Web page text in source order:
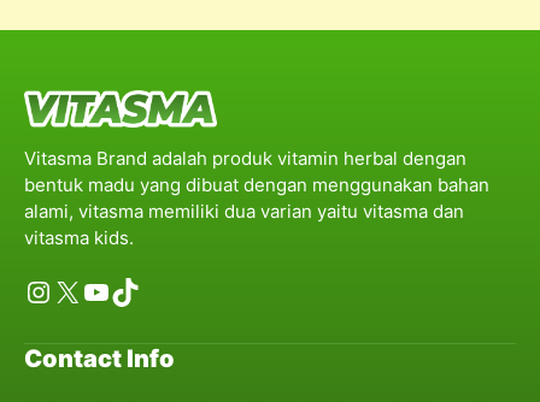
Vitasma Brand adalah produk vitamin herbal dengan
bentuk madu yang dibuat dengan menggunakan bahan
alami, vitasma memiliki dua varian yaitu vitasma dan
vitasma kids.
Instagram
X YouTube
TikTok
Contact Info